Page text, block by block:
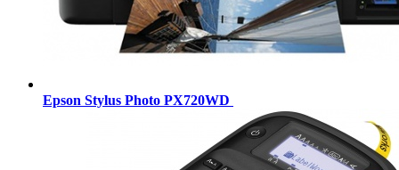
Epson Stylus Photo PX720WD